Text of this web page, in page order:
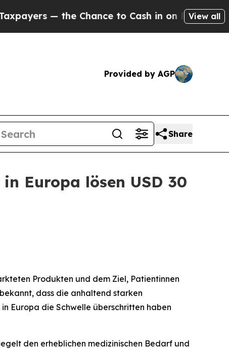
Chance to Cash in on Publicly Owned oil
View all
Provided by AGP
Share
Europa lösen USD 30
Produkten und dem Ziel, Patientinnen
dass die anhaltend starken
Europa die Schwelle überschritten haben
den erheblichen medizinischen Bedarf und